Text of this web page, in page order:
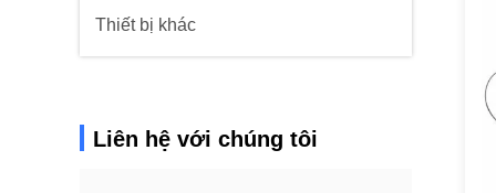
Thiết bị khác
Liên hệ với chúng tôi